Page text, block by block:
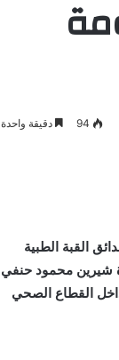
94 دقيقة واحدة
القبة الطبية
شيرين محمود حنفي
داخل القطاع الصحي